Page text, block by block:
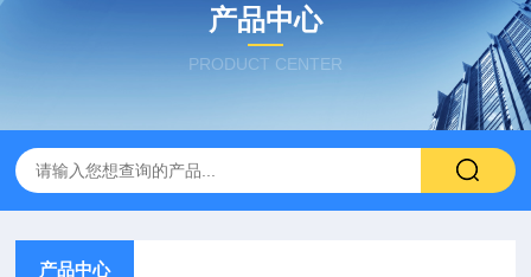
产品中心
PRODUCT CENTER
产品中心